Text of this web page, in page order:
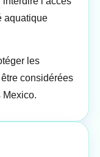
aquatique
les
considérées
Mexico.